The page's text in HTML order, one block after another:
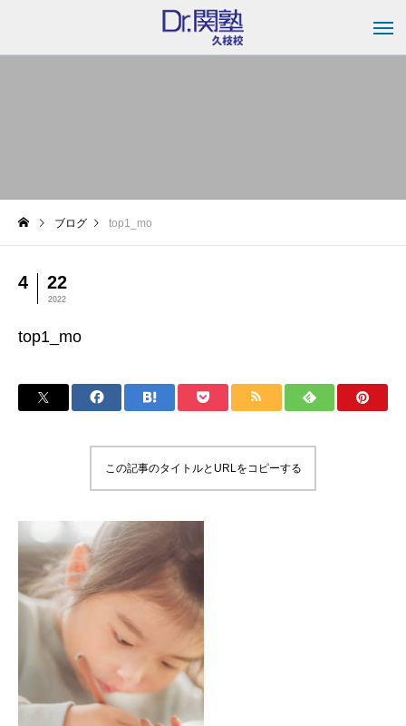
ブログ top1_mo
4 22
2022
top1_mo
この記事のタイトルとURLをコピーする